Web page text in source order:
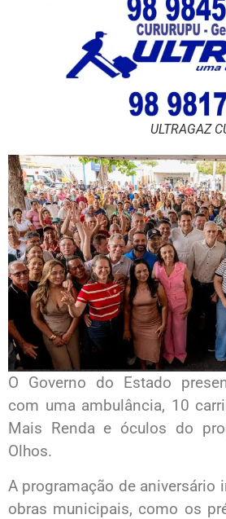
ULTRAGAZ
O Governo do Estado
com uma ambulância, 10
Mais Renda e óculos do
Olhos.
A programação de aniversário
obras municipais, como os